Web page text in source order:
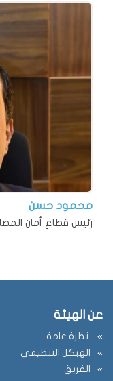
محمود حسن
رئيس قطاع أمان
عن الهيئة
نظرة عامة
الهيكل التنظيمي
الفريق